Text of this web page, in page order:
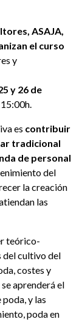
ASAJA,
el curso
y
y 26 de
es contribuir
tradicional
de personal
del
la creación
las
teórico-
del cultivo del
costes y
aprenderá el
y las
poda en